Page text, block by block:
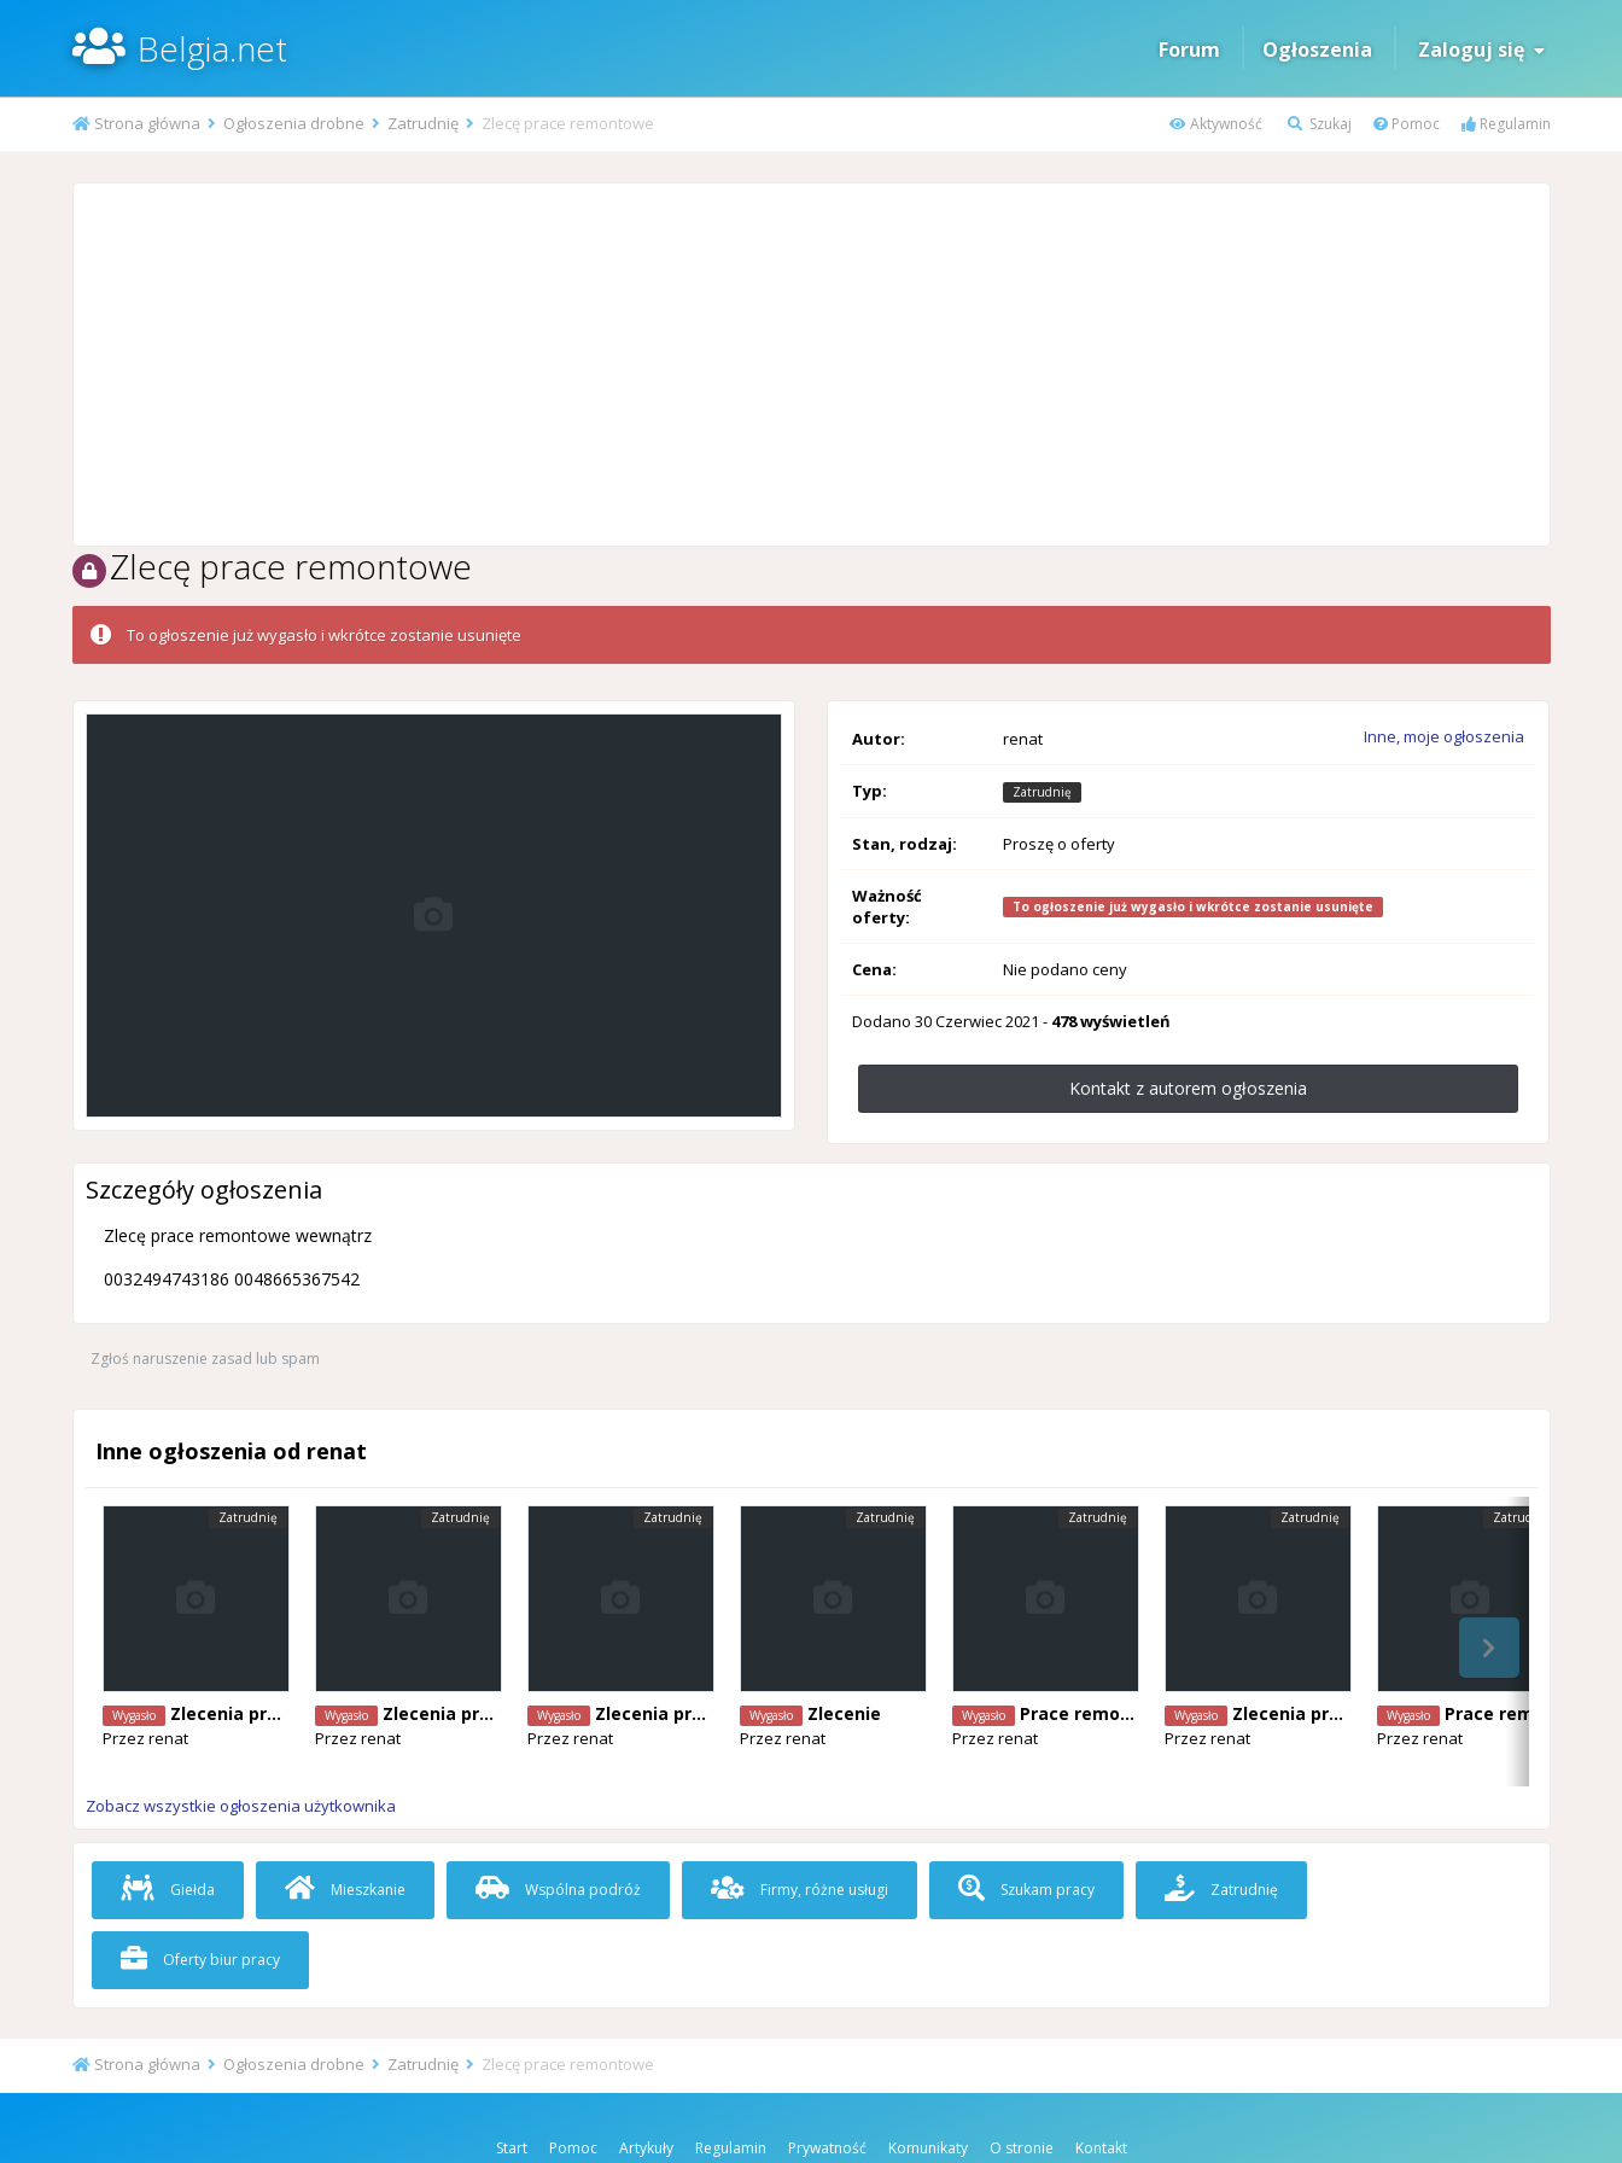
Belgia.net Forum Ogłoszenia Zaloguj się
Aktywność Szukaj Pomoc Regulamin
Strona główna Ogłoszenia drobne Zatrudnię Zlecę prace remontowe
Zlecę prace remontowe
To ogłoszenie już wygasło i wkrótce zostanie usunięte
Autor: renat Inne, moje ogłoszenia
Typ: Zatrudnię
Stan, rodzaj: Proszę o oferty
Ważność
oferty:
To ogłoszenie już wygasło i wkrótce zostanie usunięte
Cena: Nie podano ceny
Dodano30 Czerwiec 2021 - 478 wyświetleń
Kontakt z autorem ogłoszenia
Szczegóły ogłoszenia
Zlecę prace remontowe wewnątrz
0032494743186 0048665367542
Zgłoś naruszenie zasad lub spam
Inne ogłoszenia od renat
Zatrudnię
Wygasło Zlecenia prac remontowych
Przez renat
Zatrudnię
Wygasło Zlecenia prac remontowych
Przez renat
Zatrudnię
Wygasło Zlecenia prac remontowych
Przez renat
Zatrudnię
Wygasło Zlecenie
Przez renat
Zatrudnię
Wygasło Prace remontowe
Przez renat
Zatrudnię
Wygasło Zlecenia prac remontowych
Przez renat
Zatrudnię
Wygasło Prace remontowe
Przez renat
Zobacz wszystkie ogłoszenia użytkownika
Giełda Mieszkanie Wspólna podróż Firmy, różne usługi Szukam pracy Zatrudnię
Oferty biur pracy
Strona główna Ogłoszenia drobne Zatrudnię Zlecę prace remontowe
Start Pomoc Artykuły Regulamin Prywatność Komunikaty O stronie Kontakt